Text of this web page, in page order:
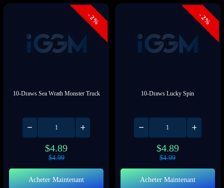
- 2%
10-Draws Sea Wrath Monster Truck
$4.89
$4.99
Acheter Maintenant
- 2%
10-Draws Lucky Spin
$4.89
$4.99
Acheter Maintenant